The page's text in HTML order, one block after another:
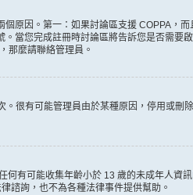
原因。第一：如果討論區支援 COPPA
當您完成註冊時討論區將告訴您是否需
那麼請聯絡管理員。
很有可能管理員由於某種原因，停用或
有可能收集年齡小於 13 歲的未成年人
諮詢，也不為各種法律事件提供幫助。